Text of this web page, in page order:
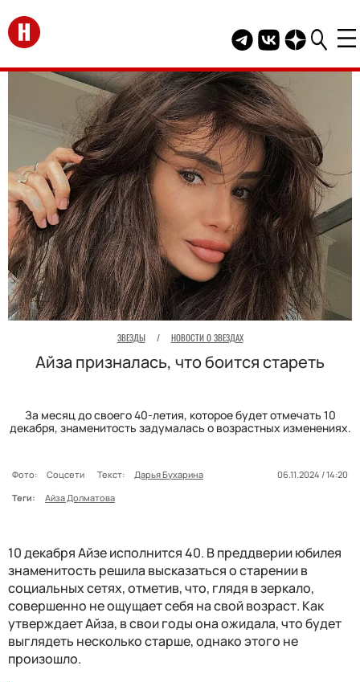
Перейти на главную
Telegram канал
Группа HELLO
Канал
ЗВЕЗДЫ / НОВОСТИ О ЗВЕЗДАХ
Айза призналась, что боится стареть
За месяц до своего 40-летия, которое будет отмечать 10
декабря, знаменитость задумалась о возрастных изменениях.
Фото: Соцсети Текст: Дарья Бухарина
06.11.2024 / 14:20
Теги:
Айза Долматова
10 декабря Айзе исполнится 40. В преддверии юбилея
знаменитость решила высказаться о старении в
социальных сетях, отметив, что, глядя в зеркало,
совершенно не ощущает себя на свой возраст. Как
утверждает Айза, в свои годы она ожидала, что будет
выглядеть несколько старше, однако этого не
произошло.